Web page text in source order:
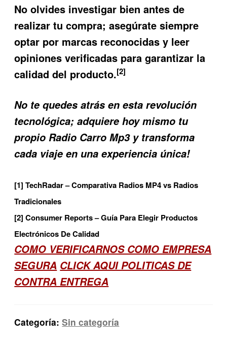
No olvides investigar bien antes de
realizar tu compra; asegúrate siempre
optar por marcas reconocidas y leer
opiniones verificadas para garantizar la
calidad del producto.[2]
No te quedes atrás en esta revolución
tecnológica; adquiere hoy mismo tu
propio Radio Carro Mp3 y transforma
cada viaje en una experiencia única!
[1] TechRadar – Comparativa Radios MP4 vs Radios
Tradicionales
[2] Consumer Reports – Guía Para Elegir Productos
Electrónicos De Calidad
COMO VERIFICARNOS COMO EMPRESA
SEGURA CLICK AQUI POLITICAS DE
CONTRA ENTREGA
Categoría:Sin categoría